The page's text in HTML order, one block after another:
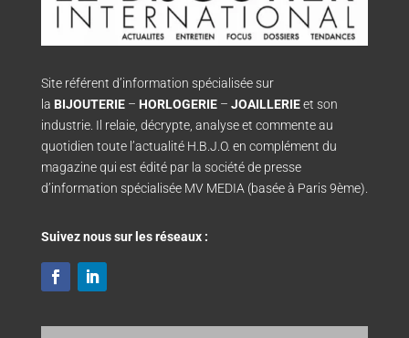
Site référent d’information spécialisée sur
la BIJOUTERIE– HORLOGERIE– JOAILLERIEet son
industrie. Il relaie, décrypte, analyse et commente au
quotidien toute l’actualité H.B.J.O. en complément du
magazine qui est édité par la société de presse
d’information spécialisée MV MEDIA (basée à Paris 9ème).
Suivez nous sur les réseaux :